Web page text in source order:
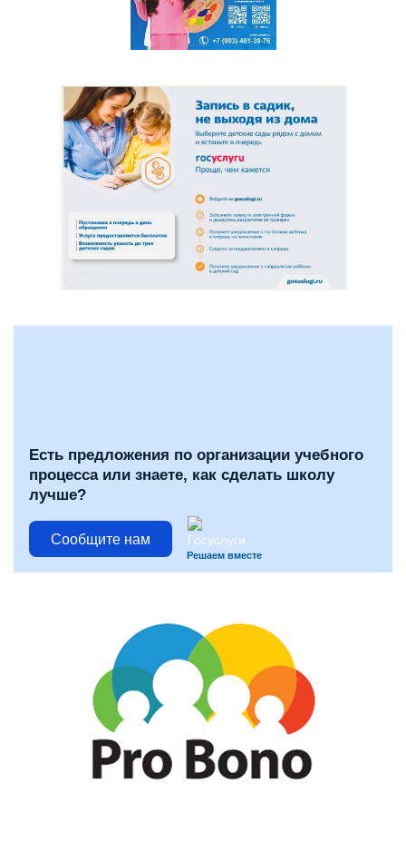
Есть предложения по организации учебного
процесса или знаете, как сделать школу
лучше?
Сообщите нам
Решаем вместе